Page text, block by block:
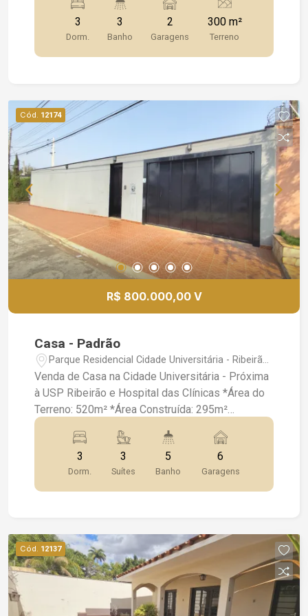
nos banheiros Espelhos Para mais informações
ou agendar uma visita, entre em contato!
3
Dorm.
3
Banho
2
Garagens
300 m²
Terreno
Cód. 12174
R$ 800.000,00 V
Casa - Padrão
Parque Residencial Cidade Universitária - Ribeirão
Preto/SP
Venda de Casa na Cidade Universitária - Próxima
à USP Ribeirão e Hospital das Clínicas *Área do
Terreno: 520m² *Área Construída: 295m²
*Dormitórios: 3 suítes, sendo 1 master com
banheira *Garagem: 6 vagas *Ambientes Internos:
*Sala de visita *Sala de TV *Sala de jantar
*Escritório *Lavabo *Cozinha planejada *Área
Externa: *Edícula com cozinha e suíte *Quarto
localização privilegiada, próximo à USP e
Hospital das Clínicas. Ideal para famílias que
buscam espaço, conforto e uma excelente
3
Dorm.
3
Suítes
5
Banho
6
Garagens
Cód. 12137